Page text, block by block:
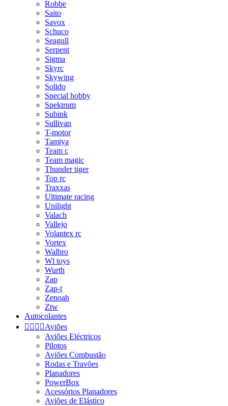
Robbe
Saito
Savox
Schuco
Seagull
Serpent
Sigma
Skyrc
Skywing
Solido
Special hobby
Spektrum
Subink
Sullivan
T-motor
Tamiya
Team c
Team magic
Thunder tiger
Top rc
Traxxas
Ultimate racing
Unilight
Valach
Vallejo
Volantex rc
Vortex
Walbro
Wl toys
Wurth
Zap
Zap-t
Zenoah
Ztw
Autocolantes
   Aviões
Aviões Eléctricos
Pilotos
Aviões Combustão
Rodas e Travões
Planadores
PowerBox
Acessórios Planadores
Aviões de Elástico